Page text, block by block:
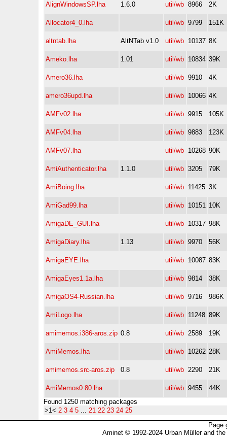
AlignWindowsSP.lha 1.6.0 util/wb 8966 2K
Allocator4_0.lha util/wb 9799 151K
altntab.lha AltNTab v1.0 util/wb 10137 8K
Ameko.lha 1.01 util/wb 10834 39K
Amero36.lha util/wb 9910 4K
amero36upd.lha util/wb 10066 4K
AMFv02.lha util/wb 9915 105K
AMFv04.lha util/wb 9883 123K
AMFv07.lha util/wb 10268 90K
AmiAuthenticator.lha 1.1.0 util/wb 3205 79K
AmiBoing.lha util/wb 11425 3K
AmiGad99.lha util/wb 10151 10K
AmigaDE_GUI.lha util/wb 10317 98K
AmigaDiary.lha 1.13 util/wb 9970 56K
AmigaEYE.lha util/wb 10087 83K
AmigaEyes1.1a.lha util/wb 9814 38K
AmigaOS4-Russian.lha util/wb 9716 986K
AmiLogo.lha util/wb 11248 89K
amimemos.i386-aros.zip 0.8 util/wb 2589 19K
AmiMemos.lha util/wb 10262 28K
amimemos.src-aros.zip 0.8 util/wb 2290 21K
AmiMemos0.80.lha util/wb 9455
44K
Found 1250 matching packages
>1< 2 3 4 5 ... 21 22 23 24 25
Page
Aminet © 1992-2024 Urban Müller and the